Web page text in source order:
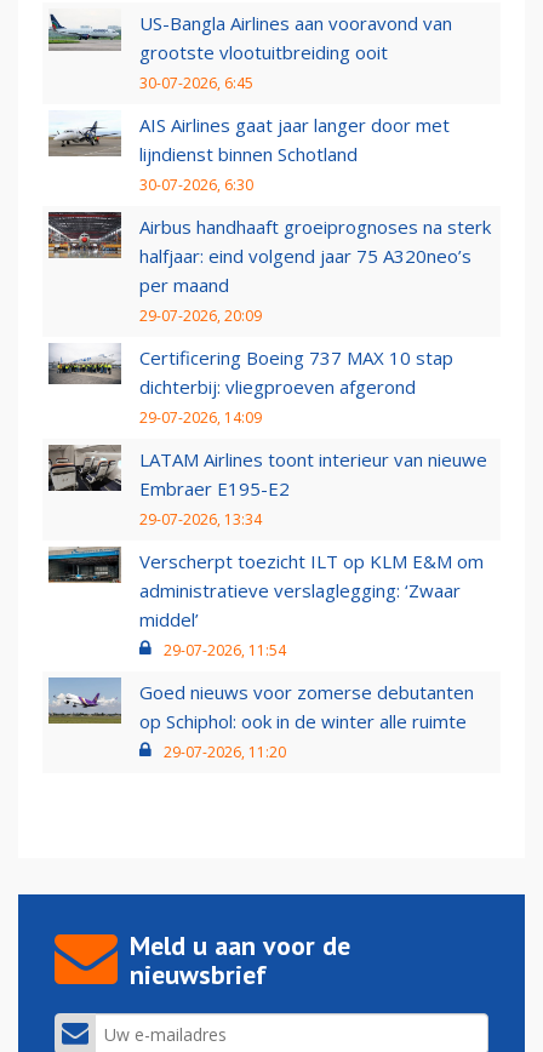
US-Bangla Airlines aan vooravond van
grootste vlootuitbreiding ooit
30-07-2026, 6:45
AIS Airlines gaat jaar langer door met
lijndienst binnen Schotland
30-07-2026, 6:30
Airbus handhaaft groeiprognoses na sterk
halfjaar: eind volgend jaar 75 A320neo’s
per maand
29-07-2026, 20:09
Certificering Boeing 737 MAX 10 stap
dichterbij: vliegproeven afgerond
29-07-2026, 14:09
LATAM Airlines toont interieur van nieuwe
Embraer E195-E2
29-07-2026, 13:34
Verscherpt toezicht ILT op KLM E&M om
administratieve verslaglegging: ‘Zwaar
middel’
29-07-2026, 11:54
Goed nieuws voor zomerse debutanten
op Schiphol: ook in de winter alle ruimte
29-07-2026, 11:20
Meld u aan voor de
nieuwsbrief